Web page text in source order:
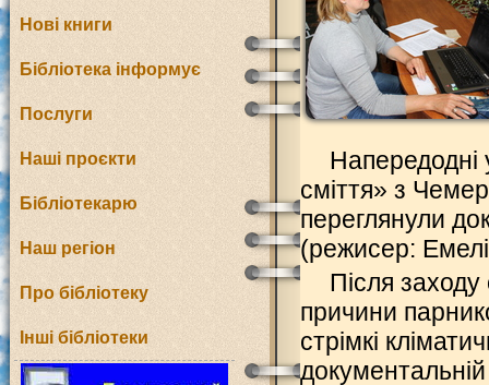
Нові книги
Бібліотека інформує
Послуги
Наші проєкти
Бібліотекарю
Наш регіон
Про бібліотеку
Інші бібліотеки
Напередодні
сміття» з
переглянули
(режисер:
Після
причини
стрімкі
документальній